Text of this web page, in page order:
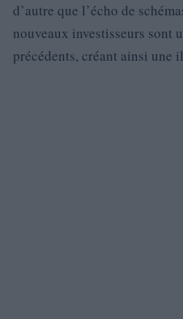
d’autre que l’écho de
nouveaux investisseurs sont
précédents, créant ainsi une